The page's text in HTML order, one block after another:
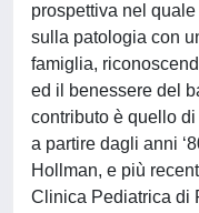
prospettiva nel
sulla patologia con
famiglia,
ed il benessere del
contributo è quello
a partire dagli anni
Hollman, e più
Clinica Pediatrica di